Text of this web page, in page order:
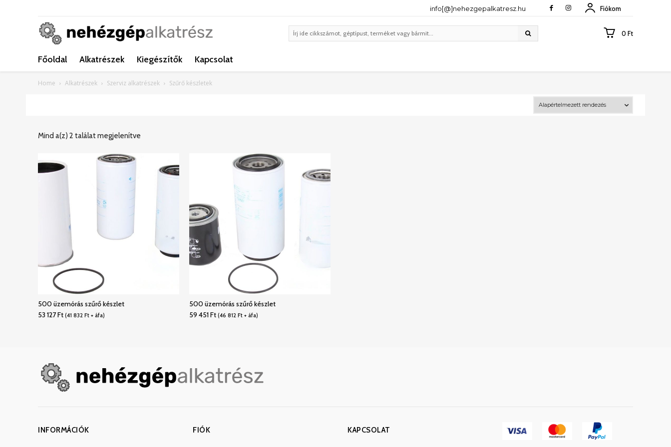
info[@]nehezgepalkatresz.hu Fiókom
0 Ft
Főoldal Alkatrészek Kiegészítők Kapcsolat
Home Alkatrészek Szerviz alkatrészek Szűrő készletek
Mind a(z) 2 találat megjelenítve
500 üzemórás szűrő készlet
53 127Ft (41 832 Ft + áfa)
500 üzemórás szűrő készlet
59 451Ft (46 812 Ft + áfa)
INFORMÁCIÓK FIÓK KAPCSOLAT